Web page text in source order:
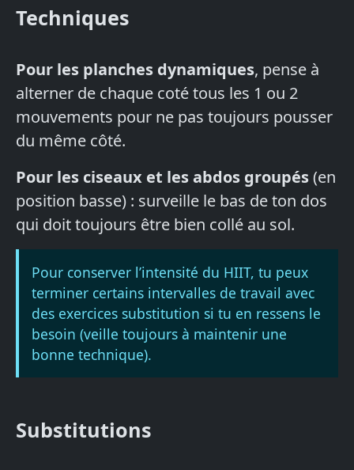
Techniques
Pour les planches dynamiques, pense à
alterner de chaque coté tous les 1 ou 2
mouvements pour ne pas toujours pousser
du même côté.
Pour les ciseaux et les abdos groupés(en
position basse) : surveille le bas de ton dos
qui doit toujours être bien collé au sol.
Pour conserver l’intensité du HIIT, tu peux
terminer certains intervalles de travail avec
des exercices substitution si tu en ressens le
besoin (veille toujours à maintenir une
bonne technique).
Substitutions